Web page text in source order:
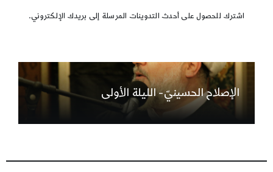
اشترك للحصول على أحدث التدوينات المرسلة إلى بريدك الإلكتروني.
الإصلاح الحسينيّ- الليلة الأولى